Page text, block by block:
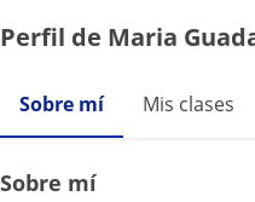
Perfil de Maria
Sobre mí Mis clases
Sobre mí